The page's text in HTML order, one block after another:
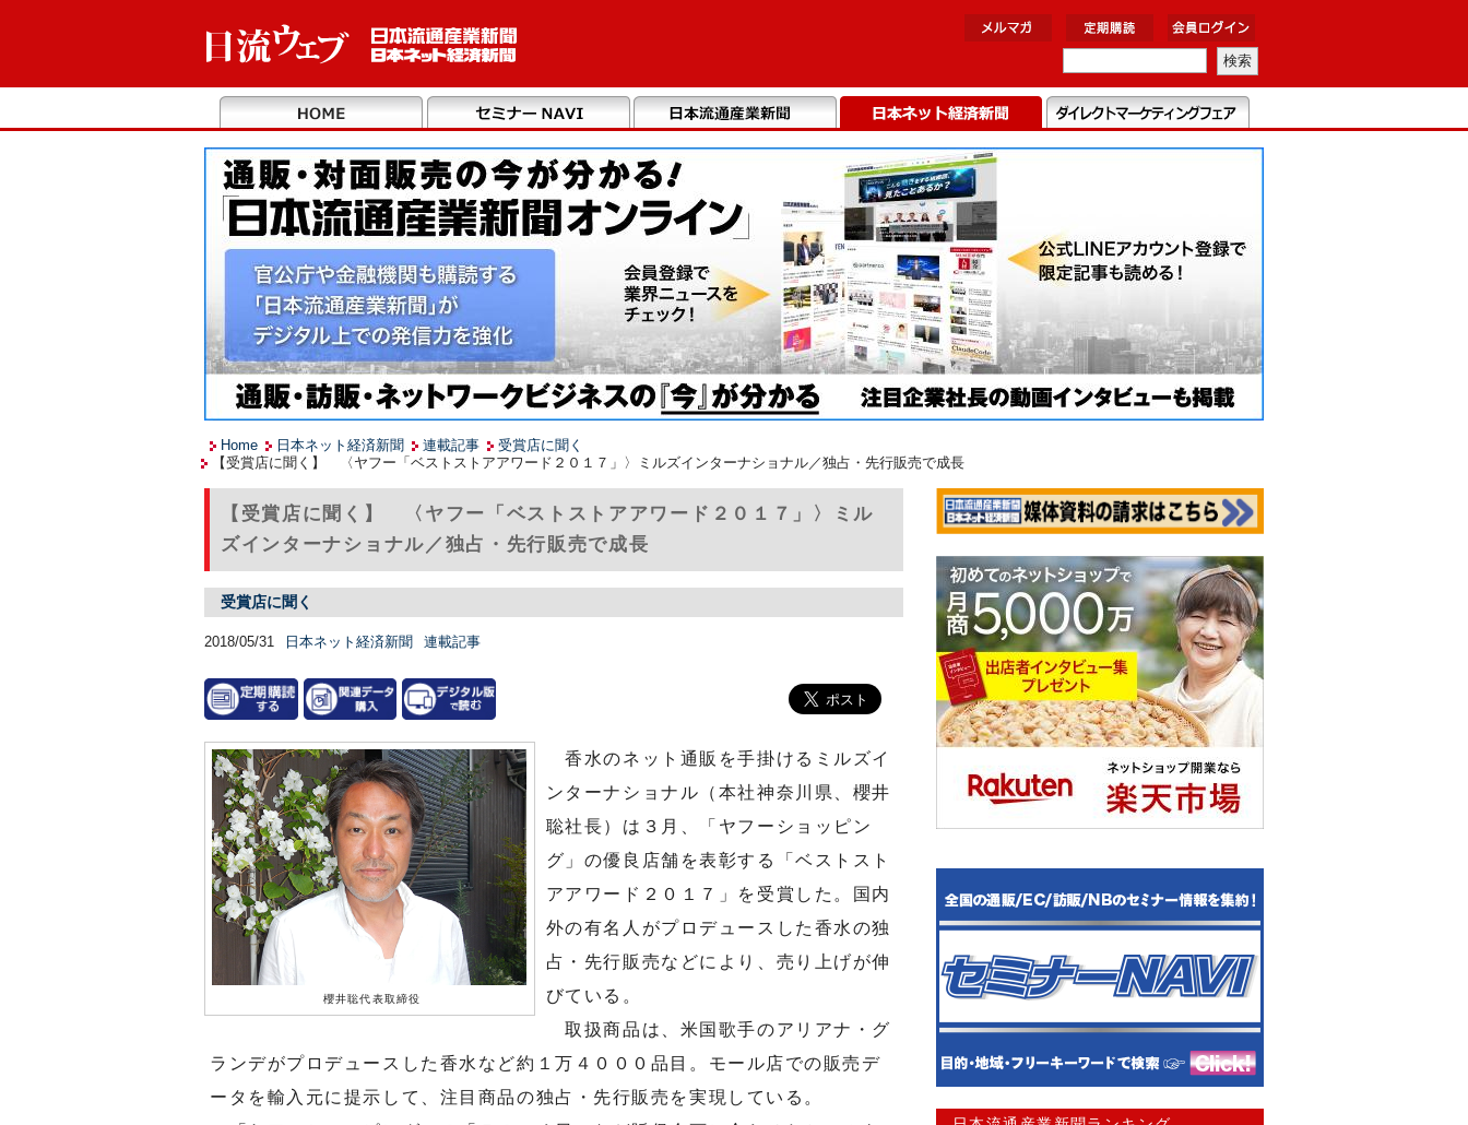
Home 日本ネット経済新聞 連載記事
受賞店に聞く
【受賞店に聞く】 〈ヤフー「ベストストアアワード２０１７」〉ミルズインターナショナル／独占・先行販売で成長
【受賞店に聞く】 〈ヤフー「ベストストアアワード２０１７」〉ミル
ズインターナショナル／独占・先行販売で成長
受賞店に聞く
2018/05/31 日本ネット経済新聞 連載記事
櫻井聡代表取締役
香水のネット通販を手掛けるミルズイ
ンターナショナル（本社神奈川県、櫻井
聡社長）は３月、「ヤフーショッピン
グ」の優良店舗を表彰する「ベストスト
アアワード２０１７」を受賞した。国内
外の有名人がプロデュースした香水の独
占・先行販売などにより、売り上げが伸
びている。
取扱商品は、米国歌手のアリアナ・グ
ランデがプロデュースした香水など約１万４０００品目。モール店での販売デ
ータを輸入元に提示して、注目商品の独占・先行販売を実現している。